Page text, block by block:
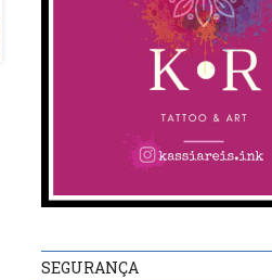
SEGURANÇA